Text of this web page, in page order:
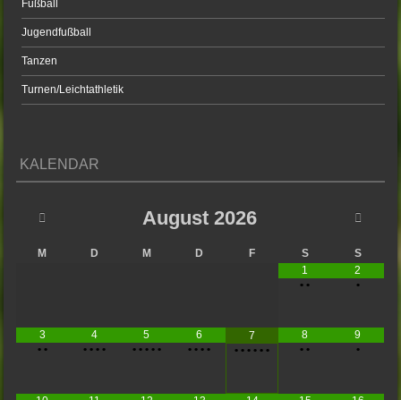
Fußball
Jugendfußball
Tanzen
Turnen/Leichtathletik
KALENDAR
August 2026
M D M D F S
S
1
••
2
•
3
• •
4
• • • •
5
• • • • •
6
••••
7
••••••
8
••
9
•